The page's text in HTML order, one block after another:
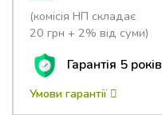
(комісія НП складає
20 грн + 2% від суми)
Гарантія 5 років
Умови гарантії